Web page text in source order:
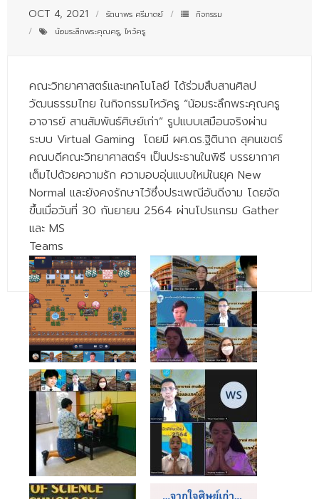
- - วิทยาการคอมพิวเตอร์
- - อาชีวอนามัยและความปลอดภัย
- - อนามัยสิ่งแวดล้อมและสาธารณภัย
- - วิทยาศาสตร์การแพทย์
- - ความมั่นคงปลอดภัยไซเบอร์
- - อุตสาหกรรมชีวภาพเพื่อธุรกิจ
- ศึกษาศาสตรบัณฑิต
- - วิทยาศาสตร์ทั่วไป
- เทคโนโลยีบัณฑิต
- - เทคโนโลยีสารสนเทศ
ศูนย์บริการ
- ศูนย์เครื่องมือปฏิบัติการวิทยาศาสตร์
- ศูนย์สิ่งแวดล้อม
- ศูนย์ปัญญาประดิษฐ์เพื่อการศึกษา
สหกิจศึกษา
ข่าว
OCT 4, 2021 รัตนาพร ศรีมาตย์
กิจกรรม
น้อมระลึกพระคุณครู, ไหว้ครู
คณะวิทยาศาสตร์และเทคโนโลยี ได้ร่วมสืบสานศิลป
วัฒนธรรมไทย ในกิจกรรมไหว้ครู “น้อมระลึกพระคุณครู
อาจารย์ สานสัมพันธ์ศิษย์เก่า” รูปแบบเสมือนจริงผ่าน
ระบบ Virtual Gaming โดยมี ผศ.ดร.ฐิตินาถ สุคนเขตร์
คณบดีคณะวิทยาศาสตร์ฯ เป็นประธานในพิธี บรรยากาศ
เต็มไปด้วยความรัก ความอบอุ่นแบบใหม่ในยุค New
Normal และยังคงรักษาไว้ซึ่งประเพณีอันดีงาม โดยจัด
ขึ้นเมื่อวันที่ 30 กันยายน 2564 ผ่านโปรแกรม Gather
และ MS
Teams